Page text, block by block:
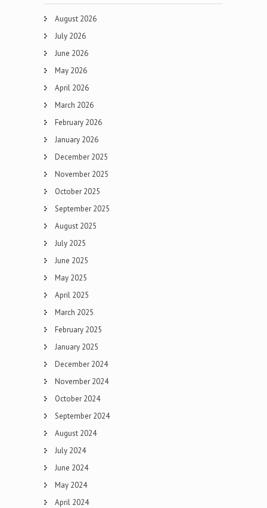
August 2026
July 2026
June 2026
May 2026
April 2026
March 2026
February 2026
January 2026
December 2025
November 2025
October 2025
September 2025
August 2025
July 2025
June 2025
May 2025
April 2025
March 2025
February 2025
January 2025
December 2024
November 2024
October 2024
September 2024
August 2024
July 2024
June 2024
May 2024
April 2024